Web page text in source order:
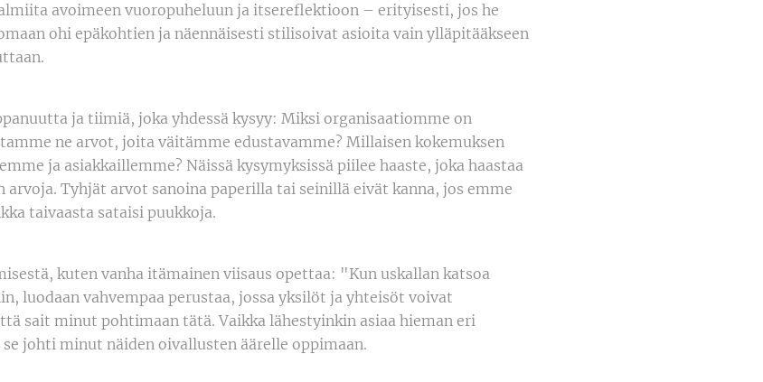
avoimeen vuoropuheluun ja itsereflektioon – erityisesti, jos he
ohi epäkohtien ja näennäisesti stilisoivat asioita vain ylläpitääkseen
ja tiimiä, joka yhdessä kysyy: Miksi organisaatiomme on
ne arvot, joita väitämme edustavamme? Millaisen kokemuksen
ja asiakkaillemme? Näissä kysymyksissä piilee haaste, joka haastaa
Tyhjät arvot sanoina paperilla tai seinillä eivät kanna, jos emme
taivaasta sataisi puukkoja.
kuten vanha itämainen viisaus opettaa: "Kun uskallan katsoa
luodaan vahvempaa perustaa, jossa yksilöt ja yhteisöt voivat
sait minut pohtimaan tätä. Vaikka lähestyinkin asiaa hieman eri
johti minut näiden oivallusten äärelle oppimaan.